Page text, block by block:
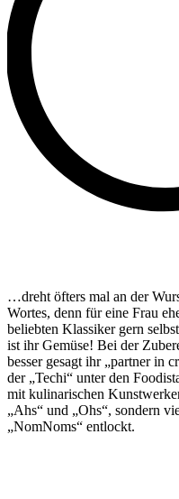
…dreht öfters mal an der
Wortes, denn für eine Frau
beliebten Klassiker gern
ist ihr Gemüse! Bei der
besser gesagt ihr „partner in
der „Techi“ unter den
mit kulinarischen
„Ahs“ und „Ohs“, sondern
„NomNoms“ entlockt.